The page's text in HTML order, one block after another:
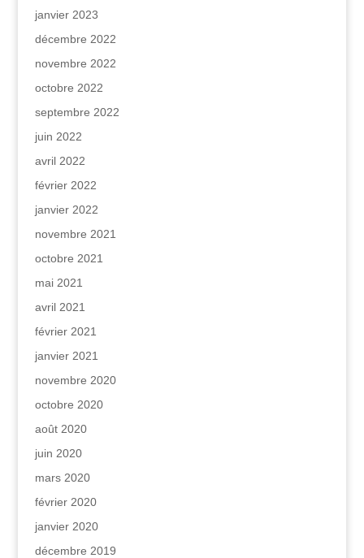
janvier 2023
décembre 2022
novembre 2022
octobre 2022
septembre 2022
juin 2022
avril 2022
février 2022
janvier 2022
novembre 2021
octobre 2021
mai 2021
avril 2021
février 2021
janvier 2021
novembre 2020
octobre 2020
août 2020
juin 2020
mars 2020
février 2020
janvier 2020
décembre 2019